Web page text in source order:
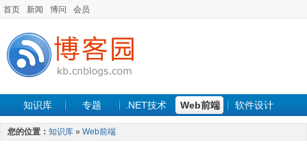
首页 新闻 博问 会员
知识库 专题 .NET技术 Web前端 软件设计
手机开发 软件工程
您的位置： 知识库 » Web前端